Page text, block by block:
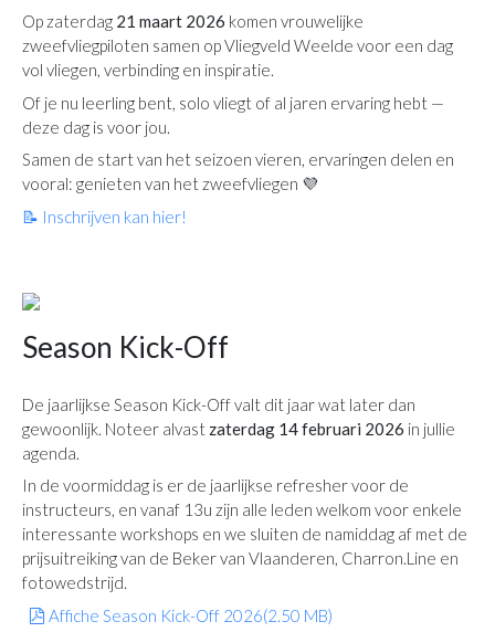
Op zaterdag 21 maart 2026 komen vrouwelijke
zweefvliegpiloten samen op Vliegveld Weelde voor een dag
vol vliegen, verbinding en inspiratie.
Of je nu leerling bent, solo vliegt of al jaren ervaring hebt —
deze dag is voor jou.
Samen de start van het seizoen vieren, ervaringen delen en
vooral: genieten van het zweefvliegen 💜
📝 Inschrijven kan hier!
Season Kick-Off
De jaarlijkse Season Kick-Off valt dit jaar wat later dan
gewoonlijk. Noteer alvast zaterdag 14 februari 2026 in jullie
agenda.
In de voormiddag is er de jaarlijkse refresher voor de
instructeurs, en vanaf 13u zijn alle leden welkom voor enkele
interessante workshops en we sluiten de namiddag af met de
prijsuitreiking van de Beker van Vlaanderen, Charron.Line en
fotowedstrijd.
pdf
Affiche Season Kick-Off 2026(2.50 MB)